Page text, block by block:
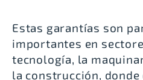
Estas garantías son
importantes en
tecnología, la
la construcción,